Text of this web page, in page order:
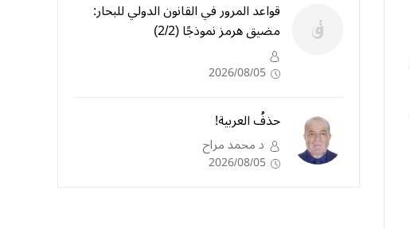
قواعد المرور في القانون الدولي للبحار:
مضيق هرمز نموذجًا (2/2)
2026/08/05
حذفُ العربية!
د محمد مراح
2026/08/05